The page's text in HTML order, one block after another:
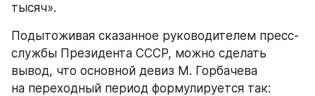
тысяч».
Подытоживая сказанное руководителем пресс-
службы Президента СССР, можно сделать
вывод, что основной девиз М. Горбачева
на переходный период формулируется так: